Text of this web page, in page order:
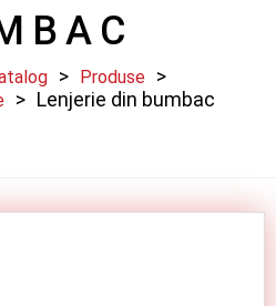
Produse
Lenjerie din bumbac